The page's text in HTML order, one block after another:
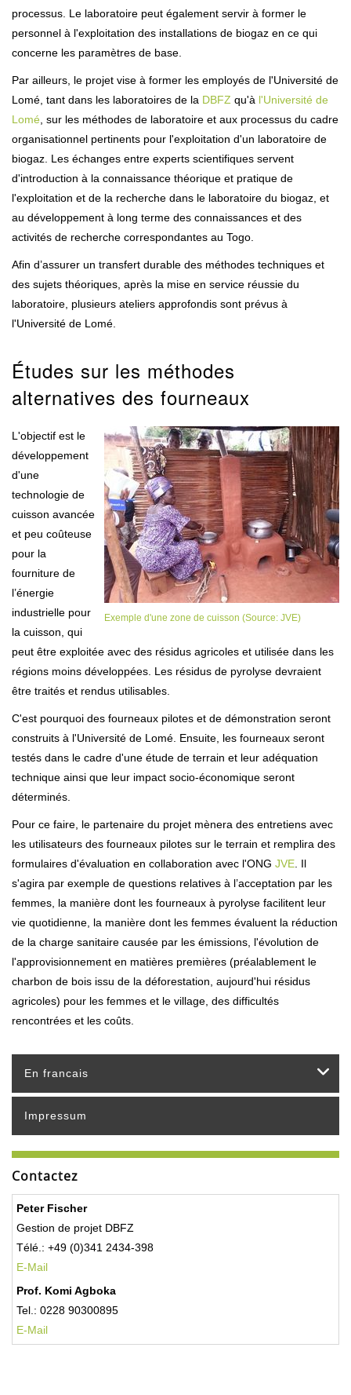
processus. Le laboratoire peut également servir à former le
personnel à l'exploitation des installations de biogaz en ce qui
concerne les paramètres de base.
Par ailleurs, le projet vise à former les employés de l'Université de
Lomé, tant dans les laboratoires de la DBFZ qu'à l'Université de
Lomé , sur les méthodes de laboratoire et aux processus du cadre
organisationnel pertinents pour l'exploitation d'un laboratoire de
biogaz. Les échanges entre experts scientifiques servent
d'introduction à la connaissance théorique et pratique de
l'exploitation et de la recherche dans le laboratoire du biogaz, et
au développement à long terme des connaissances et des
activités de recherche correspondantes au Togo.
Afin d’assurer un transfert durable des méthodes techniques et
des sujets théoriques, après la mise en service réussie du
laboratoire, plusieurs ateliers approfondis sont prévus à
l'Université de Lomé.
Études sur les méthodes
alternatives des fourneaux
Exemple d'une zone de cuisson (Source: JVE)
L'objectif est le
développement
d'une
technologie de
cuisson avancée
et peu coûteuse
pour la
fourniture de
l’énergie
industrielle pour
la cuisson, qui
peut être exploitée avec des résidus agricoles et utilisée dans les
régions moins développées. Les résidus de pyrolyse devraient
être traités et rendus utilisables.
C'est pourquoi des fourneaux pilotes et de démonstration seront
construits à l'Université de Lomé. Ensuite, les fourneaux seront
testés dans le cadre d'une étude de terrain et leur adéquation
technique ainsi que leur impact socio-économique seront
déterminés.
Pour ce faire, le partenaire du projet mènera des entretiens avec
les utilisateurs des fourneaux pilotes sur le terrain et remplira des
formulaires d'évaluation en collaboration avec l'ONG JVE . Il
s'agira par exemple de questions relatives à l’acceptation par les
femmes, la manière dont les fourneaux à pyrolyse facilitent leur
vie quotidienne, la manière dont les femmes évaluent la réduction
de la charge sanitaire causée par les émissions, l'évolution de
l'approvisionnement en matières premières (préalablement le
charbon de bois issu de la déforestation, aujourd'hui résidus
agricoles) pour les femmes et le village, des difficultés
rencontrées et les coûts.
En francais
Impressum
Contactez
Peter Fischer
Gestion de projet DBFZ
Télé.: +49 (0)341 2434-398
E-Mail
Prof. Komi Agboka
Tel.: 0228 90300895
E-Mail